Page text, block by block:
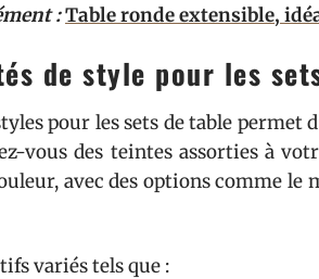
:Table ronde extensible,
de style pour les
pour les sets de table permet
vous des teintes assorties à
avec des options comme le
variés tels que :